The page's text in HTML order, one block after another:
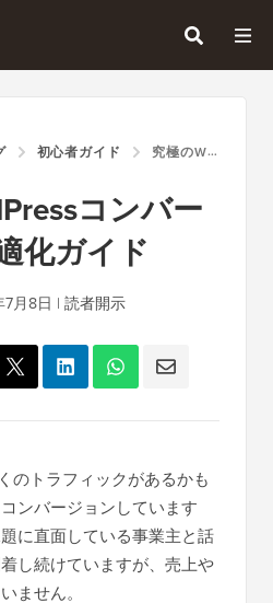
初心者ガイド 究極のWORDPRESSコンバージョン率最適化ガイド
コンバー
化ガイド
月8日 | 読者開示
のトラフィックがあるかも
ンバージョンしています
に直面している事業主と話
し続けていますが、売上や
ません。